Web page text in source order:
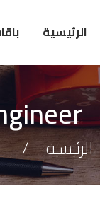
الرئيسية
الرئيسية